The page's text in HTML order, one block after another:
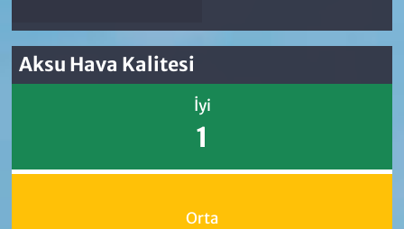
Aksu Hava Kalitesi
İyi
1
Orta